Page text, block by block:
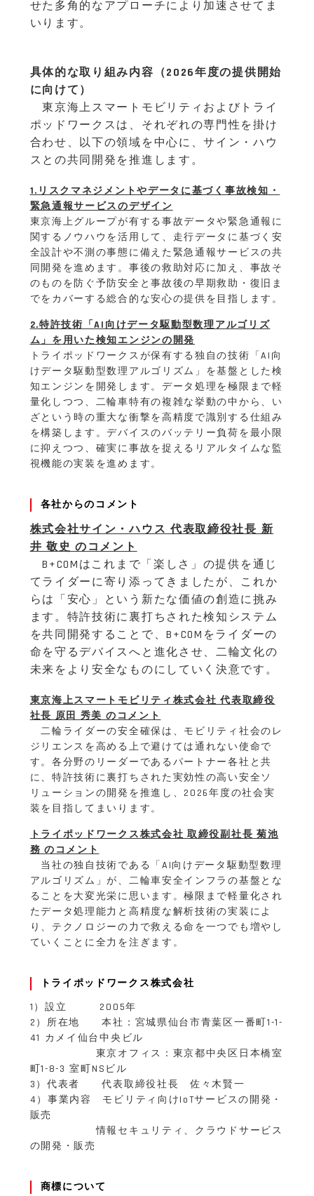
せた多角的なアプローチにより加速させてま
いります。
具体的な取り組み内容（2026年度の提供開始
に向けて）
東京海上スマートモビリティおよびトライ
ポッドワークスは、それぞれの専門性を掛け
合わせ、以下の領域を中心に、サイン・ハウ
スとの共同開発を推進します。
1.リスクマネジメントやデータに基づく事故検知・
緊急通報サービスのデザイン
東京海上グループが有する事故データや緊急通報に
関するノウハウを活用して、走行データに基づく安
全設計や不測の事態に備えた緊急通報サービスの共
同開発を進めます。事後の救助対応に加え、事故そ
のものを防ぐ予防安全と事故後の早期救助・復旧ま
でをカバーする総合的な安心の提供を目指します。
2.特許技術「AI向けデータ駆動型数理アルゴリズ
ム」を用いた検知エンジンの開発
トライポッドワークスが保有する独自の技術「AI向
けデータ駆動型数理アルゴリズム」を基盤とした検
知エンジンを開発します。データ処理を極限まで軽
量化しつつ、二輪車特有の複雑な挙動の中から、い
ざという時の重大な衝撃を高精度で識別する仕組み
を構築します。デバイスのバッテリー負荷を最小限
に抑えつつ、確実に事故を捉えるリアルタイムな監
視機能の実装を進めます。
各社からのコメント
株式会社サイン・ハウス 代表取締役社長 新
井 敬史 のコメント
B+COMはこれまで「楽しさ」の提供を通じ
てライダーに寄り添ってきましたが、これか
らは「安心」という新たな価値の創造に挑み
ます。特許技術に裏打ちされた検知システム
を共同開発することで、B+COMをライダーの
命を守るデバイスへと進化させ、二輪文化の
未来をより安全なものにしていく決意です。
東京海上スマートモビリティ株式会社 代表取締役
社長 原田 秀美 のコメント
二輪ライダーの安全確保は、モビリティ社会のレ
ジリエンスを高める上で避けては通れない使命で
す。各分野のリーダーであるパートナー各社と共
に、特許技術に裏打ちされた実効性の高い安全ソ
リューションの開発を推進し、2026年度の社会実
装を目指してまいります。
トライポッドワークス株式会社 取締役副社長 菊池
務 のコメント
当社の独自技術である「AI向けデータ駆動型数理
アルゴリズム」が、二輪車安全インフラの基盤とな
ることを大変光栄に思います。極限まで軽量化され
たデータ処理能力と高精度な解析技術の実装によ
り、テクノロジーの力で救える命を一つでも増やし
ていくことに全力を注ぎます。
トライポッドワークス株式会社
1）設立 2005年
2）所在地 本社：宮城県仙台市青葉区一番町1-1-
41 カメイ仙台中央ビル
東京オフィス：東京都中央区日本橋室
町1-8-3 室町NSビル
3）代表者 代表取締役社長 佐々木賢一
4）事業内容 モビリティ向けIoTサービスの開発・
販売
情報セキュリティ、クラウドサービス
の開発・販売
商標について